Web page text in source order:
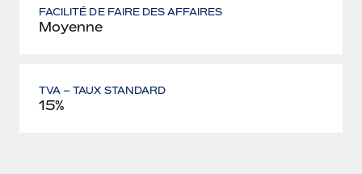
FACILITÉ DE FAIRE DES AFFAIRES
Moyenne
TVA – TAUX STANDARD
15%